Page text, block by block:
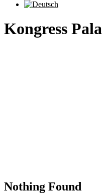
Kongress
Nothing Found